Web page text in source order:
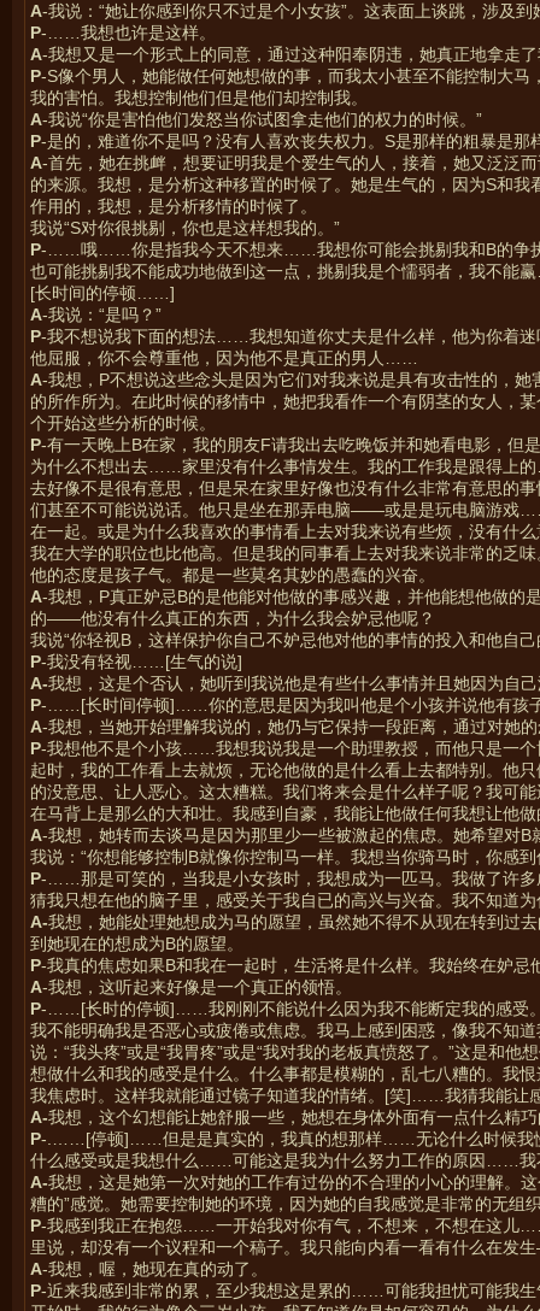
A-我说：“她让你感到你只不过是个小女孩”。这表面上谈跳，涉及
P-……我想也许是这样。
A-我想又是一个形式上的同意，通过这种阳奉阴违，她真正地拿走
P-S像个男人，她能做任何她想做的事，而我太小甚至不能控制
我的害怕。我想控制他们但是他们却控制我。
A-我说“你是害怕他们发怒当你试图拿走他们的权力的时候。”
P-是的，难道你不是吗？没有人喜欢丧失权力。S是那样的粗暴是那
A-首先，她在挑衅，想要证明我是个爱生气的人，接着，她又泛泛
的来源。我想，是分析这种移置的时候了。她是生气的，因为S和
作用的，我想，是分析移情的时候了。
我说“S对你很挑剔，你也是这样想我的。”
P-……哦……你是指我今天不想来……我想你可能会挑剔我和B的争
也可能挑剔我不能成功地做到这一点，挑剔我是个懦弱者，我不
[长时间的停顿……]
A-我说：“是吗？”
P-我不想说我下面的想法……我想知道你丈夫是什么样，他为你着
他屈服，你不会尊重他，因为他不是真正的男人……
A-我想，P不想说这些念头是因为它们对我来说是具有攻击性的，
的所作所为。在此时候的移情中，她把我看作一个有阴茎的女人
个开始这些分析的时候。
P-有一天晚上B在家，我的朋友F请我出去吃晚饭并和她看电影，但
为什么不想出去……家里没有什么事情发生。我的工作我是跟得
去好像不是很有意思，但是呆在家里好像也没有什么非常有意思的
们甚至不可能说说话。他只是坐在那弄电脑——或是是玩电脑游戏
在一起。或是为什么我喜欢的事情看上去对我来说有些烦，没有
我在大学的职位也比他高。但是我的同事看上去对我来说非常的乏
他的态度是孩子气。都是一些莫名其妙的愚蠢的兴奋。
A-我想，P真正妒忌B的是他能对他做的事感兴趣，并他能想他做的
的——他没有什么真正的东西，为什么我会妒忌他呢？
我说“你轻视B，这样保护你自己不妒忌他对他的事情的投入和他自己
P-我没有轻视……[生气的说]
A-我想，这是个否认，她听到我说他是有些什么事情并且她因为自
P-……[长时间停顿]……你的意思是因为我叫他是个小孩并说他有孩
A-我想，当她开始理解我说的，她仍与它保持一段距离，通过对她
P-我想他不是个小孩……我想我说我是一个助理教授，而他只是一
起时，我的工作看上去就烦，无论他做的是什么看上去都特别。他
的没意思、让人恶心。这太糟糕。我们将来会是什么样子呢？我
在马背上是那么的大和壮。我感到自豪，我能让他做任何我想让他
A-我想，她转而去谈马是因为那里少一些被激起的焦虑。她希望对
我说：“你想能够控制B就像你控制马一样。我想当你骑马时，你感
P-……那是可笑的，当我是小女孩时，我想成为一匹马。我做了许
猜我只想在他的脑子里，感受关于我自已的高兴与兴奋。我不知道
A-我想，她能处理她想成为马的愿望，虽然她不得不从现在转到过
到她现在的想成为B的愿望。
P-我真的焦虑如果B和我在一起时，生活将是什么样。我始终在妒忌
A-我想，这听起来好像是一个真正的领悟。
P-……[长时的停顿]……我刚刚不能说什么因为我不能断定我的感受
我不能明确我是否恶心或疲倦或焦虑。我马上感到困惑，像我不
说：“我头疼”或是“我胃疼”或是“我对我的老板真愤怒了。”这是和
想做什么和我的感受是什么。什么事都是模糊的，乱七八糟的。
我焦虑时。这样我就能通过镜子知道我的情绪。[笑]……我猜我能让
A-我想，这个幻想能让她舒服一些，她想在身体外面有一点什么精
P-.……[停顿]……但是是真实的，我真的想那样……无论什么时候我慢
什么感受或是我想什么……可能这是我为什么努力工作的原因……
A-我想，这是她第一次对她的工作有过份的不合理的小心的理解。
糟的”感觉。她需要控制她的环境，因为她的自我感觉是非常的无组
P-我感到我正在抱怨……一开始我对你有气，不想来，不想在这儿
里说，却没有一个议程和一个稿子。我只能向内看一看有什么在发
A-我想，喔，她现在真的动了。
P-近来我感到非常的累，至少我想这是累的……可能我担忧可能